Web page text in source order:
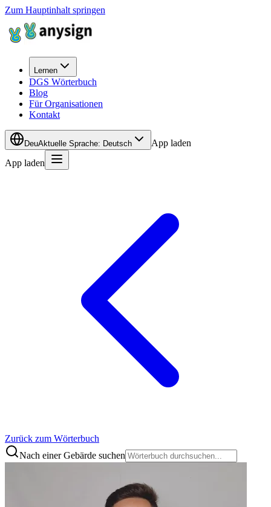
Zum Hauptinhalt springen
Lernen
DGS Wörterbuch
Blog
Für Organisationen
Kontakt
DeuAktuelle Sprache: Deutsch
App laden
App laden
Zurück zum Wörterbuch
Nach einer Gebärde suchen